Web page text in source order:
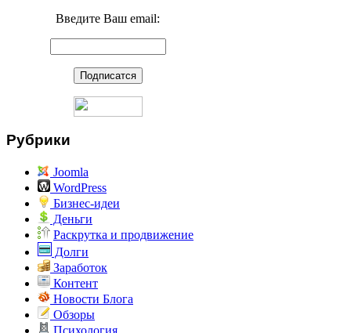
Введите Ваш email:
Рубрики
Joomla
WordPress
Бизнес-идеи
Деньги
Раскрутка и продвижение
Долги
Заработок
Контент
Новости Блога
Обзоры
Психология